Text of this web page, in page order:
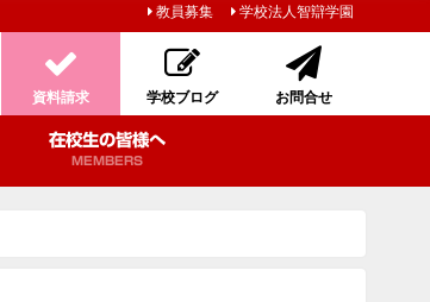
教員募集 学校法人智辯学園
資料請求 学校ブログ お問合せ
在校生の皆様へ
MEMBERS